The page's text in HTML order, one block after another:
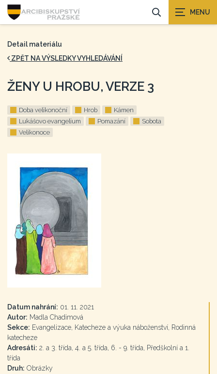
Detail materiálu
ZPĚT NA VÝSLEDKY VYHLEDÁVÁNÍ
ŽENY U HROBU, VERZE 3
Doba velikonoční Hrob
Kámen
Lukášovo evangelium
Pomazání
Sobota
Velikonoce
Datum nahrání: 01. 11. 2021
Autor: Madla Chadimová
Sekce: Evangelizace, Katecheze a výuka náboženství, Rodinná
katecheze
Adresáti: 2. a 3. třída, 4. a 5. třída, 6. - 9. třída, Předškolní a 1.
třída
Druh: Obrázky